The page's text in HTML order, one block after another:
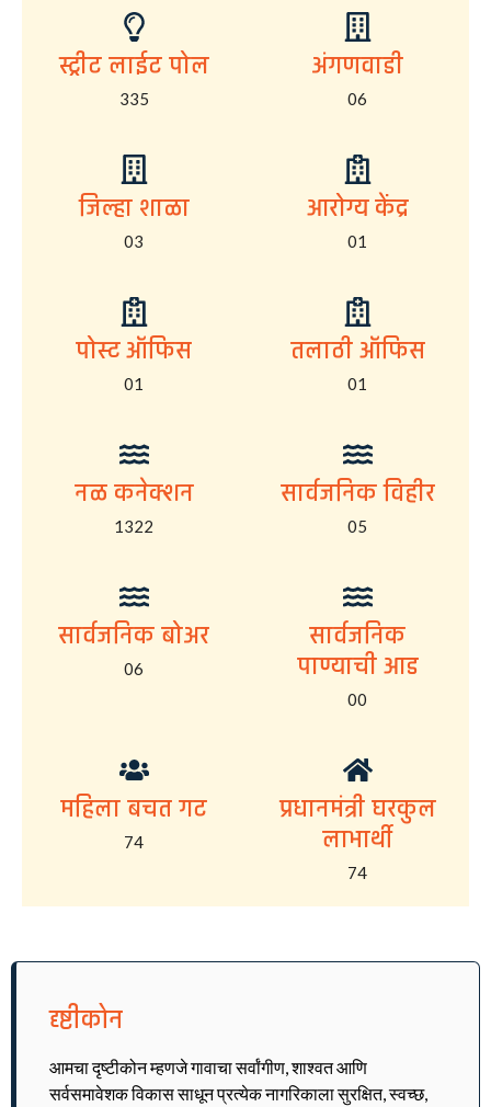
स्ट्रीट लाईट पोल
335
अंगणवाडी
06
जिल्हा शाळा
03
आरोग्य केंद्र
01
पोस्ट ऑफिस
01
तलाठी ऑफिस
01
नळ कनेक्शन
1322
सार्वजनिक विहीर
05
सार्वजनिक बोअर
06
सार्वजनिक
पाण्याची आड
00
महिला बचत गट
74
प्रधानमंत्री घरकुल
लाभार्थी
74
दृष्टीकोन
आमचा दृष्टीकोन म्हणजे गावाचा सर्वांगीण, शाश्वत आणि
सर्वसमावेशक विकास साधून प्रत्येक नागरिकाला सुरक्षित, स्वच्छ,